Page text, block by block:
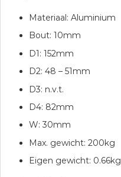
Materiaal: Aluminium
Bout: 10mm
D1: 152mm
D2: 48 – 51mm
D3: n.v.t.
D4: 82mm
W: 30mm
Max. gewicht: 200kg
Eigen gewicht: 0.66kg